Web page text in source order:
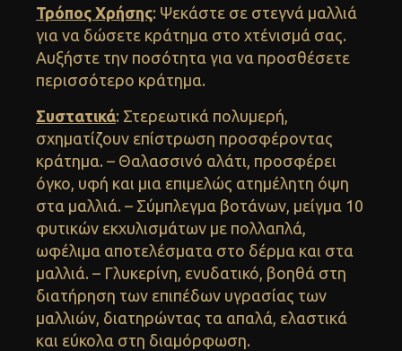
Τρόπος Χρήσης: Ψεκάστε σε στεγνά μαλλιά
για να δώσετε κράτημα στο χτένισμά σας.
Αυξήστε την ποσότητα για να προσθέσετε
περισσότερο κράτημα.
Συστατικά: Στερεωτικά πολυμερή,
σχηματίζουν επίστρωση προσφέροντας
κράτημα. – Θαλασσινό αλάτι, προσφέρει
όγκο, υφή και μια επιμελώς ατημέλητη όψη
στα μαλλιά. – Σύμπλεγμα βοτάνων, μείγμα 10
φυτικών εκχυλισμάτων με πολλαπλά,
ωφέλιμα αποτελέσματα στο δέρμα και στα
μαλλιά. – Γλυκερίνη, ενυδατικό, βοηθά στη
διατήρηση των επιπέδων υγρασίας των
μαλλιών, διατηρώντας τα απαλά, ελαστικά
και εύκολα στη διαμόρφωση.